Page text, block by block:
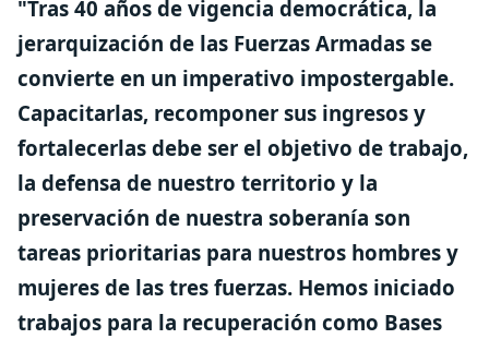
"Tras 40 años de vigencia democrática, la
jerarquización de las Fuerzas Armadas se
convierte en un imperativo impostergable.
Capacitarlas, recomponer sus ingresos y
fortalecerlas debe ser el objetivo de trabajo,
la defensa de nuestro territorio y la
preservación de nuestra soberanía son
tareas prioritarias para nuestros hombres y
mujeres de las tres fuerzas. Hemos iniciado
trabajos para la recuperación como Bases